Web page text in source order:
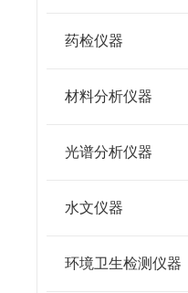
药检仪器
材料分析仪器
光谱分析仪器
水文仪器
环境卫生检测仪器